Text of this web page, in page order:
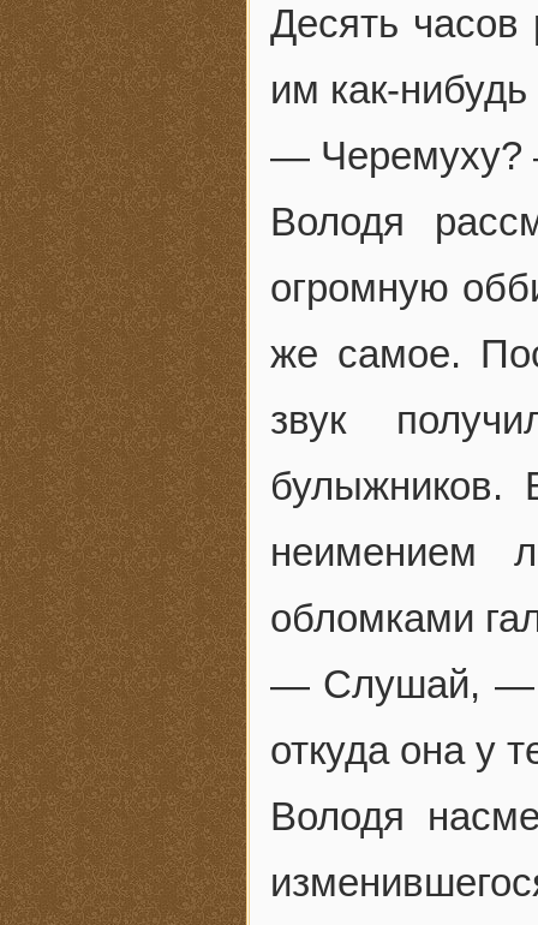
Десять
им как-
— Черемуху?
Володя
огромную
же самое.
звук
булыжников.
неимением
обломками
— Слушай, —
откуда она у
Володя